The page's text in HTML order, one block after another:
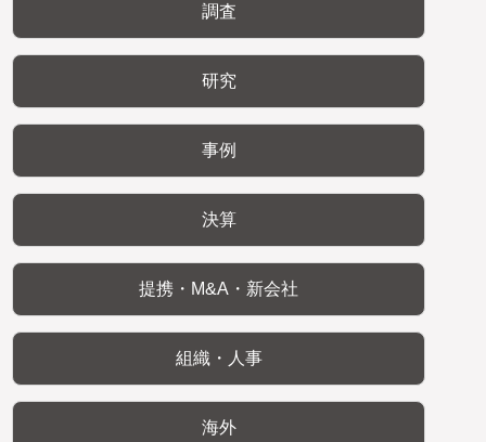
調査
研究
事例
決算
提携・M&A・新会社
組織・人事
海外